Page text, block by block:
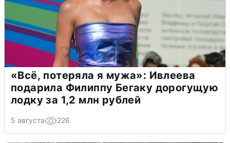
«Всё, потеряла я мужа»: Ивлеева
подарила Филиппу Бегаку дорогущую
лодку за 1,2 млн рублей
5 августа 226